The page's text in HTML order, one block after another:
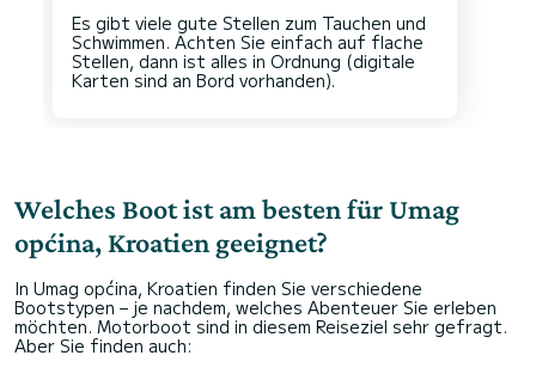
Es gibt viele gute Stellen zum Tauchen und
Schwimmen. Achten Sie einfach auf flache
Stellen, dann ist alles in Ordnung (digitale
Welches Boot ist am besten für Umag
općina, Kroatien geeignet?
In Umag općina, Kroatien finden Sie verschiedene
Bootstypen – je nachdem, welches Abenteuer Sie erleben
möchten. Motorboot sind in diesem Reiseziel sehr gefragt.
Aber Sie finden auch: